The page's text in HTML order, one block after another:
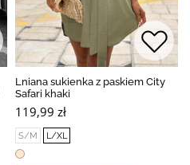
Lniana sukienka z paskiem City
Safari khaki
119,99 zł
S/M L/XL